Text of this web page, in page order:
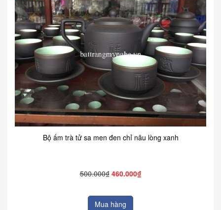
Bộ ấm trà tử sa men đen chỉ nâu lòng xanh
500.000₫ 460.000₫
Mua hàng